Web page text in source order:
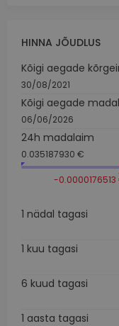
HINNA JÕUDLUS
Kõigi aegade
30/08/2021
Kõigi aegade
06/06/2026
24h madalaim
0.035187930 €
-0.0000176513
1 nädal tagasi
1 kuu tagasi
6 kuud tagasi
1 aasta tagasi